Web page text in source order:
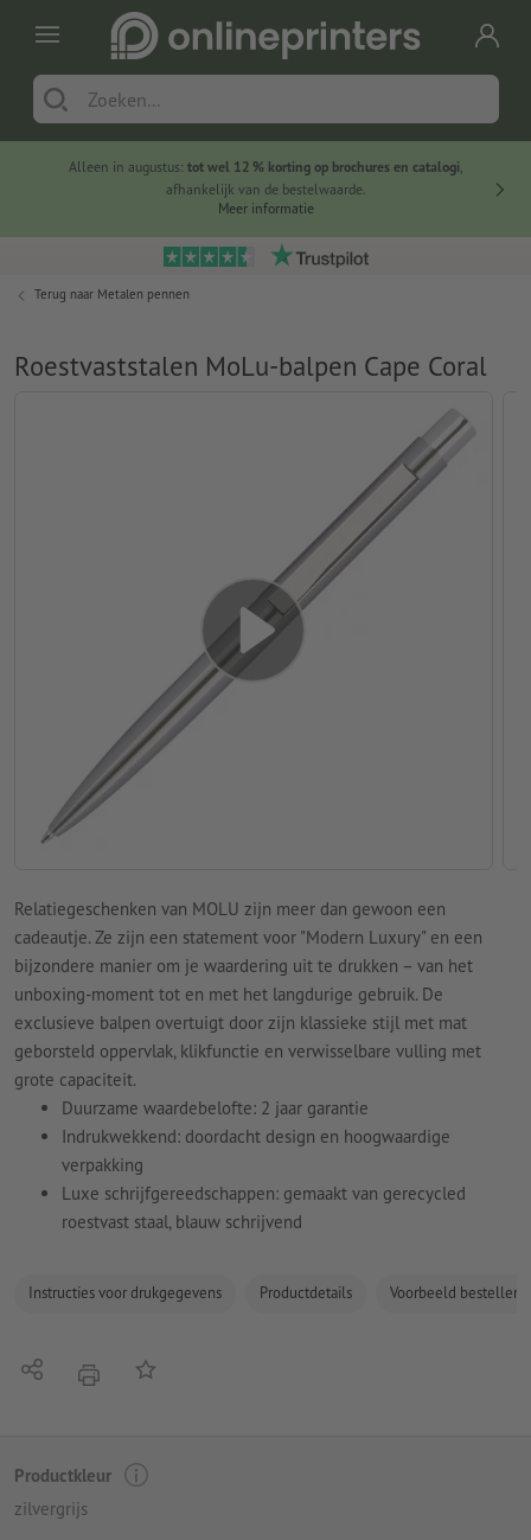
Alleen in augustus: tot wel 12 % korting op brochures en catalogi,
afhankelijk van de bestelwaarde.
Meer informatie
Terug naar Metalen pennen
Roestvaststalen MoLu-balpen Cape Coral
Relatiegeschenken van MOLU zijn meer dan gewoon een
cadeautje. Ze zijn een statement voor "Modern Luxury" en een
bijzondere manier om je waardering uit te drukken – van het
unboxing-moment tot en met het langdurige gebruik. De
exclusieve balpen overtuigt door zijn klassieke stijl met mat
geborsteld oppervlak, klikfunctie en verwisselbare vulling met
grote capaciteit.
Duurzame waardebelofte: 2 jaar garantie
Indrukwekkend: doordacht design en hoogwaardige
verpakking
Luxe schrijfgereedschappen: gemaakt van gerecycled
roestvast staal, blauw schrijvend
Instructies voor drukgegevens Productdetails Voorbeeld bestellen
Delen afdrukkenOp de lijst
Productkleur
zilvergrijs